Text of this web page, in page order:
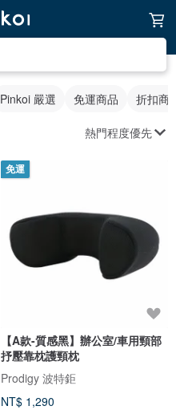
Pinkoi 嚴選 免運商品 折扣商
熱門程度優先
免運
【A款-質感黑】辦公室/車用頸部
抒壓靠枕護頸枕
Prodigy 波特鉅
NT$ 1,290